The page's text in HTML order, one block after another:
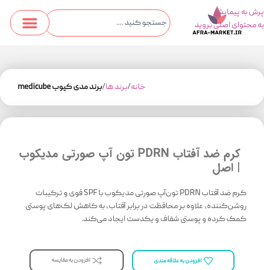
پرش به پیمایش
به محتوای اصلی بروید
خانه برند ها برند مدی کیوب medicube
کرم ضد آفتاب PDRN تون آپ صورتی مدیکوب
| اصل
کرم ضد آفتاب PDRN تون‌آپ صورتی مدیکوب با SPF قوی و ترکیبات
روشن‌کننده، علاوه بر محافظت در برابر آفتاب، به کاهش لک‌های پوستی
کمک کرده و پوستی شفاف و یکدست ایجاد می‌کند.
افزودن به علاقه مندی افزودن به مقایسه